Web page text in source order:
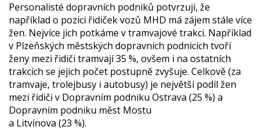
Personalisté dopravních podniků potvrzují, že
například o pozici řidiček vozů MHD má zájem stále více
žen. Nejvíce jich potkáme v tramvajové trakci. Například
v Plzeňských městských dopravních podnicích tvoří
ženy mezi řidiči tramvají 35 %, ovšem i na ostatních
trakcích se jejich počet postupně zvyšuje. Celkově (za
tramvaje, trolejbusy i autobusy) je největší podíl žen
mezi řidiči v Dopravním podniku Ostrava (25 %) a
Dopravním podniku měst Mostu
a Litvínova (23 %).